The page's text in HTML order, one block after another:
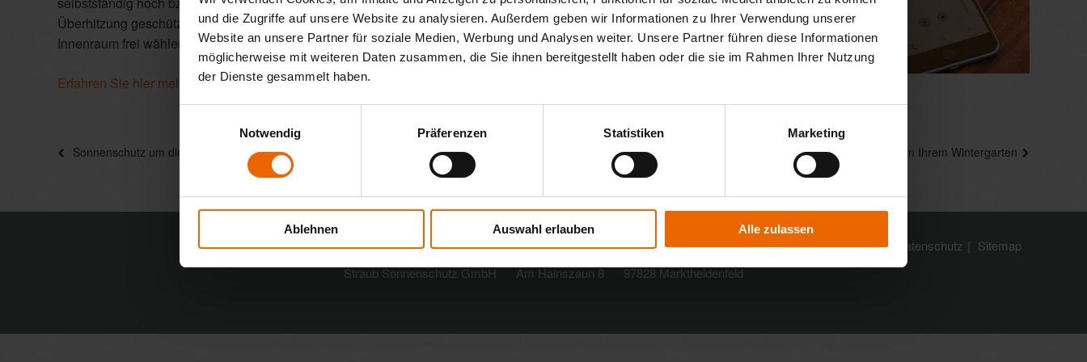
und die Zugriffe auf unsere Website zu analysieren. Außerdem geben wir Informationen zu Ihrer Verwendung unserer
Website an unsere Partner für soziale Medien, Werbung und Analysen weiter. Unsere Partner führen diese Informationen
möglicherweise mit weiteren Daten zusammen, die Sie ihnen bereitgestellt haben oder die sie im Rahmen Ihrer Nutzung
der Dienste gesammelt haben.
Notwendig
Präferenzen Statistiken Marketing
Ablehnen Auswahl erlauben Alle zulassen
Überhitzung geschützt. Durch die Spannungsversorgung über eine Batterie lässt sich der Montageort im
Innenraum frei wählen und einfach durchführen.
Erfahren Sie hier mehr über das WAREMA Mobile System (WMS) »
Beitragsnavigation
Vorheriger
Sonnenschutz um die Ecke gedacht!
Nächster
Beitrag
Wohlfühl-Ambiente in Ihrem Wintergarten
Impressum Datenschutz
Sitemap
Straub Sonnenschutz GmbH
Am Hainszaun 8 97828 Marktheidenfeld